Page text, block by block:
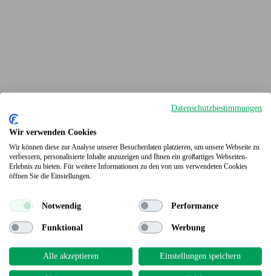
Terrassendielen
Datenschutzbestimmungen
Wir verwenden Cookies
Wir können diese zur Analyse unserer Besucherdaten platzieren, um unsere Webseite zu
verbessern, personalisierte Inhalte anzuzeigen und Ihnen ein großartiges Webseiten-
Erlebnis zu bieten. Für weitere Informationen zu den von uns verwendeten Cookies
öffnen Sie die Einstellungen.
Notwendig Performance
Funktional Werbung
Alle akzeptieren Einstellungen speichern